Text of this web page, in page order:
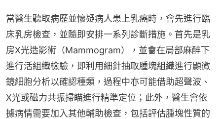
當醫生聽取病歷並懷疑病人患上乳癌時，會先進行臨
床乳房檢查，並隨即安排一系列診斷措施。首先是乳
房X光造影術（Mammogram），並會在局部麻醉下
進行活組織檢驗，即利用細針抽取腫塊組織進行顯微
鏡細胞分析以確認種類，過程中亦可能借助超聲波、
X光或磁力共振掃瞄進行精準定位；此外，醫生會依
據病情需要加入其他輔助檢查，包括評估腫塊性質的